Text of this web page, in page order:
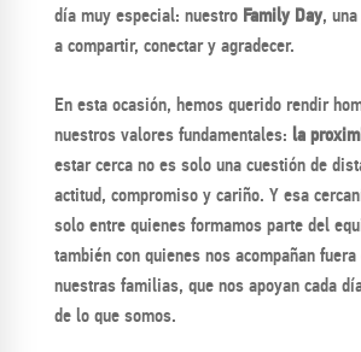
día muy especial: nuestro Family Day,
a compartir, conectar y agradecer.
En esta ocasión, hemos querido rendir
nuestros valores fundamentales: la
estar cerca no es solo una cuestión de
actitud, compromiso y cariño. Y esa
solo entre quienes formamos parte del
también con quienes nos acompañan
nuestras familias, que nos apoyan cada
de lo que somos.